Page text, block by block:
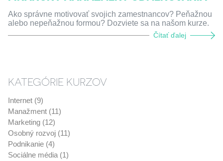
Ako správne motivovať svojich zamestnancov? Peňažnou
alebo nepeňažnou formou? Dozviete sa na našom kurze.
Čítať ďalej
KATEGÓRIE KURZOV
Internet (9)
Manažment (11)
Marketing (12)
Osobný rozvoj (11)
Podnikanie (4)
Sociálne média (1)